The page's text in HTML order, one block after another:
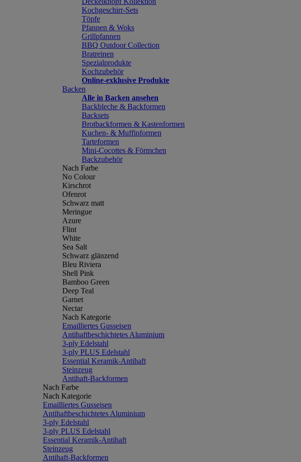
Kochgeschirr-Sets
Töpfe
Pfannen & Woks
Grillpfannen
BBQ Outdoor Collection
Bratreinen
Spezialprodukte
Kochzubehör
Online-exklusive Produkte
Backen
Alle in Backen ansehen
Backbleche & Backformen
Backsets
Brotbackformen & Kastenformen
Kuchen- & Muffinformen
Tarteformen
Mini-Cocottes & Förmchen
Backzubehör
Nach Farbe
No Colour
Kirschrot
Ofenrot
Schwarz matt
Meringue
Azure
Flint
White
Sea Salt
Schwarz glänzend
Bleu Riviera
Shell Pink
Bamboo Green
Deep Teal
Garnet
Nectar
Nach Kategorie
Emailliertes Gusseisen
Antihaftbeschichtetes Aluminium
3-ply Edelstahl
3-ply PLUS Edelstahl
Essential Keramik-Antihaft
Steinzeug
Antihaft-Backformen
Nach Farbe
Nach Kategorie
Emailliertes Gusseisen
Antihaftbeschichtetes Aluminium
3-ply Edelstahl
3-ply PLUS Edelstahl
Essential Keramik-Antihaft
Steinzeug
Antihaft-Backformen